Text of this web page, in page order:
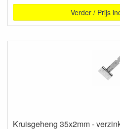
Verder / Prijs
Kruisgeheng 35x2mm -